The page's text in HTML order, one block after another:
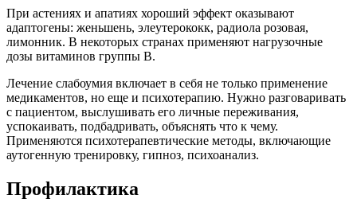
При астениях и апатиях хороший эффект оказывают
адаптогены: женьшень, элеутерококк, радиола розовая,
лимонник. В некоторых странах применяют нагрузочные
дозы витаминов группы В.
Лечение слабоумия включает в себя не только применение
медикаментов, но еще и психотерапию. Нужно разговаривать
с пациентом, выслушивать его личные переживания,
успокаивать, подбадривать, объяснять что к чему.
Применяются психотерапевтические методы, включающие
аутогенную тренировку, гипноз, психоанализ.
Профилактика